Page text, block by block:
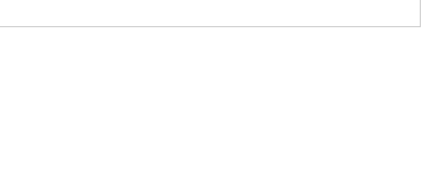
คอลัมน์"จับชีพจรวงการ